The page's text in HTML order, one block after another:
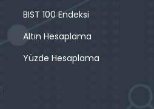
BIST 100 Endeksi
Altın Hesaplama
Yüzde Hesaplama